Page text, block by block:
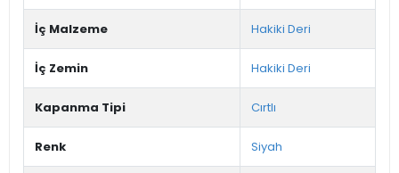
İç Malzeme Hakiki Deri
İç Zemin Hakiki Deri
Kapanma Tipi Cırtlı
Renk Siyah